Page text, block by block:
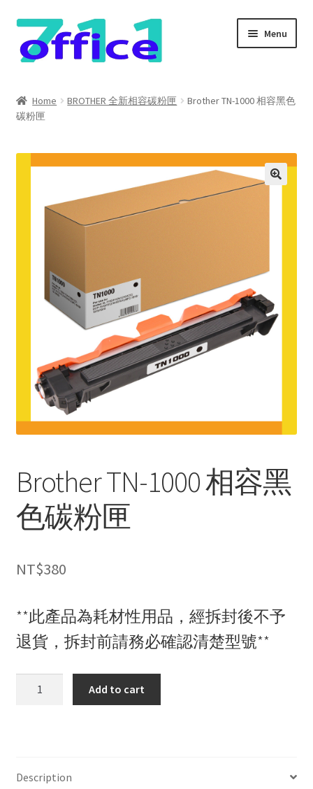
Skip
to
navigation
Skip
to
content
Menu
我的帳號
結帳
防詐騙聲明
Home BROTHER 全新相容碳粉匣
Brother TN-1000 相容黑色
碳粉匣
Brother TN-1000 相容黑
色碳粉匣
NT$380
**此產品為耗材性用品，經拆封後不予
退貨，拆封前請務必確認清楚型號**
Add to cart
Description